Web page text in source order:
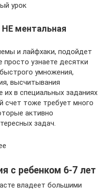
урок
ментальная
и лайфхаки, подойдет
просто узнаете десятки
умножения,
высчитывания
в специальных заданиях
счет тоже требует много
активно
задач.
с ребенком 6-7 лет
владеет большими